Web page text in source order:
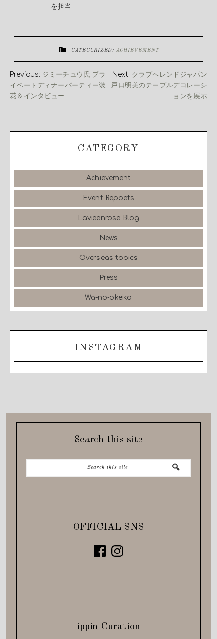
を担当
CATEGORIZED: ACHIEVEMENT
Previous: ジミーチュウ氏 プラ
イベートディナーパーティー装
花＆インタビュー
Next: クラブヘレンドジャパン
戸口明美のテーブルデコレーシ
ョンを展示
CATEGORY
Achievement
Event Repoets
Lavieenrose Blog
News
Overseas topics
Press
Wa-no-okeiko
INSTAGRAM
Search this site
OFFICIAL SNS
ippin Curation